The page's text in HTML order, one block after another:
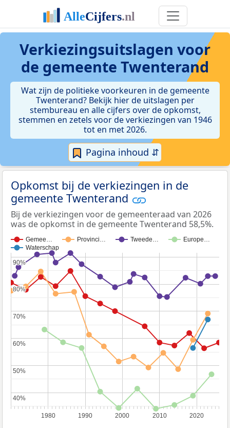
Verkiezingsuitslagen voor
de gemeente Twenterand
Wat zijn de politieke voorkeuren in de gemeente
Twenterand? Bekijk hier de uitslagen per
stembureau en alle cijfers over de opkomst,
stemmen en zetels voor de verkiezingen van 1946
tot en met 2026.
Pagina inhoud ⇵
Opkomst bij de verkiezingen in de
gemeente Twenterand
Bij de verkiezingen voor de gemeenteraad van 2026
was de opkomst in de gemeente Twenterand 58,5%.
Gemee… Provinci… Tweede…
Europe…
Waterschap
1980 1990 2000 2010 2020
40%
40%
50%
50%
60%
60%
70%
70%
80%
80%
90%
90%